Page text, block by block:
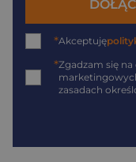
*Akceptuję
*Zgadzam się
zasadach